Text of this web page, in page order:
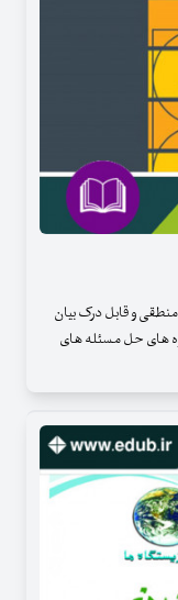
و قابل درک بیان
های حل مسئله های